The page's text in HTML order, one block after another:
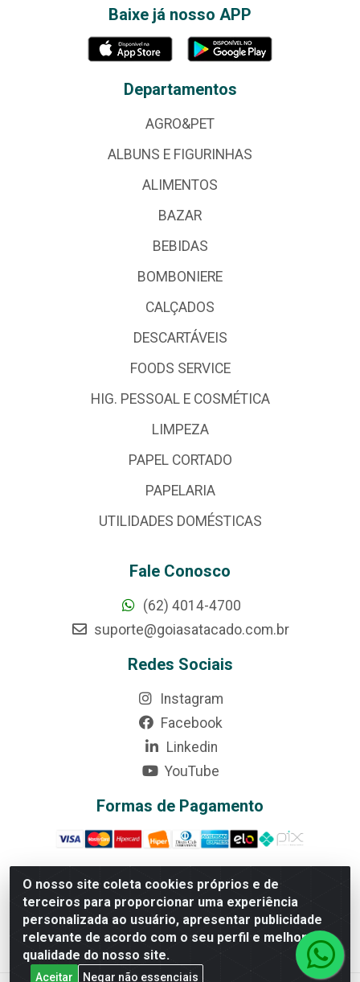
O nosso site coleta cookies próprios e de
terceiros para proporcionar uma experiência
personalizada ao usuário, apresentar publicidade
relevante de acordo com o seu perfil e melhorar a
qualidade do nosso site.
Aceitar Negar não essenciais
Baixe já nosso APP
Departamentos
AGRO&PET
ALBUNS E FIGURINHAS
ALIMENTOS
BAZAR
BEBIDAS
BOMBONIERE
CALÇADOS
DESCARTÁVEIS
FOODS SERVICE
HIG. PESSOAL E COSMÉTICA
LIMPEZA
PAPEL CORTADO
PAPELARIA
UTILIDADES DOMÉSTICAS
Fale Conosco
(62) 4014-4700
suporte@goiasatacado.com.br
Redes Sociais
Instagram
Facebook
Linkedin
YouTube
Formas de Pagamento
Rede Brasil - Avenida Universitária, nº 3860, Jardim das
Américas II Etapa - Anápolis/GO - CEP 75070-415 - CNPJ
07.728.073/0002-24